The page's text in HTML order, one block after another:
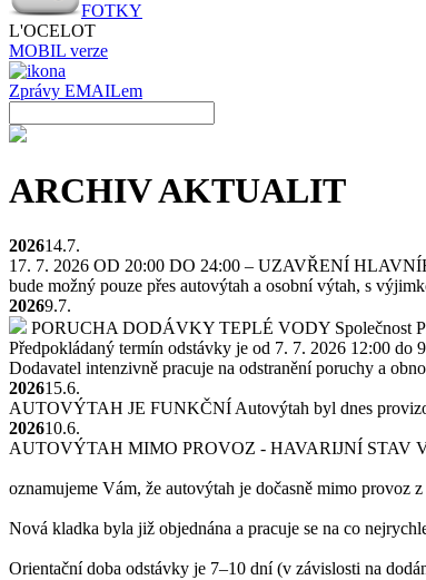
FOTKY
L'OCELOT
MOBIL verze
Zprávy EMAILem
ARCHIV AKTUALIT
202614.7.
17. 7. 2026 OD 20:00 DO 24:00 – UZAVŘENÍ
bude možný pouze přes autovýtah a osobní výtah, s
20269.7.
PORUCHA DODÁVKY TEPLÉ VODY Společnost
Předpokládaný termín odstávky je od 7. 7. 2026 12:00 do
Dodavatel intenzivně pracuje na odstranění poruchy a
202615.6.
AUTOVÝTAH JE FUNKČNÍ Autovýtah byl dnes
202610.6.
AUTOVÝTAH MIMO PROVOZ - HAVARIJNÍ STAV
oznamujeme Vám, že autovýtah je dočasně mimo provoz
Nová kladka byla již objednána a pracuje se na co
Orientační doba odstávky je 7–10 dní (v závislosti na